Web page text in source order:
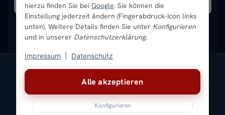
Alle akzeptieren
Konfigurieren
hierzu finden Sie bei Google. Sie können die
Einstellung jederzeit ändern (Fingerabdruck-Icon links
unten). Weitere Details finden Sie unter Konfigurieren
und in unserer Datenschutzerklärung.
Impressum Datenschutz
* Alle Preise inkl. gesetzlicher USt. |Kostenloser Versand
Impressum AGBWiderrufsbelehrung Versandkosten